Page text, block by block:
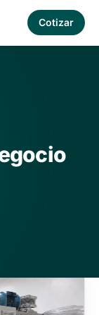
Cotizar